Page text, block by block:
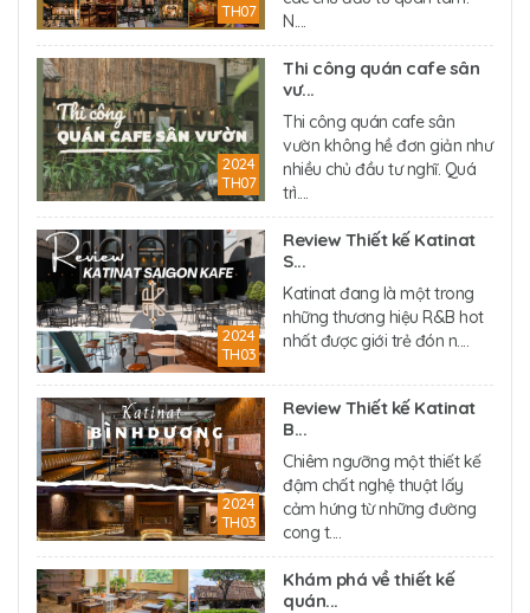
TH07
N....
2024
TH07
Thi công quán cafe sân
vư...
Thi công quán cafe sân
vườn không hề đơn giản như
nhiều chủ đầu tư nghĩ. Quá
trì....
2024
TH03
Review Thiết kế Katinat
S...
Katinat đang là một trong
những thương hiệu R&B hot
nhất được giới trẻ đón n....
2024
TH03
Review Thiết kế Katinat
B...
Chiêm ngưỡng một thiết kế
đậm chất nghệ thuật lấy
cảm hứng từ những đường
cong t....
Khám phá về thiết kế
quán...